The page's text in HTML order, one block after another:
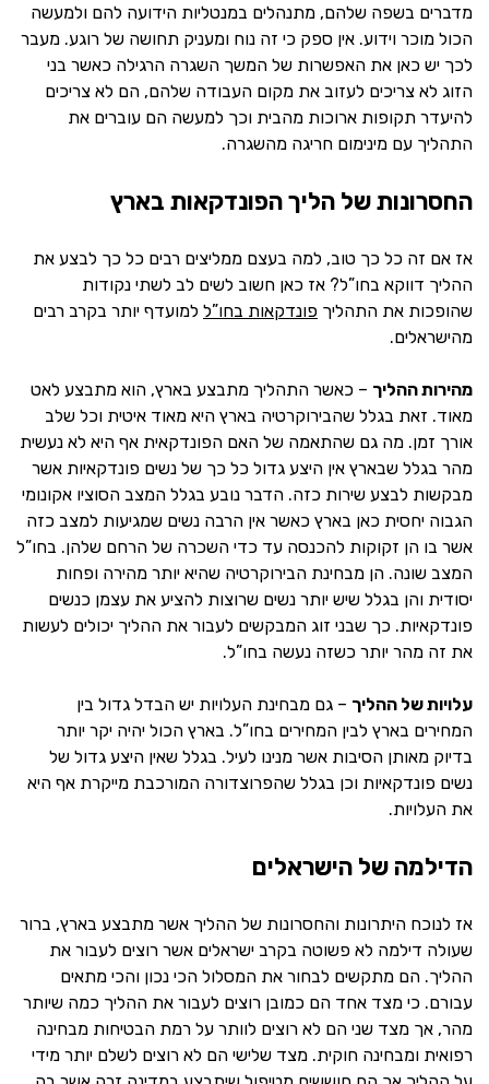
מדברים בשפה שלהם, מתנהלים במנטליות הידועה להם ולמעשה
הכול מוכר וידוע. אין ספק כי זה נוח ומעניק תחושה של רוגע. מעבר
לכך יש כאן את האפשרות של המשך השגרה הרגילה כאשר בני
הזוג לא צריכים לעזוב את מקום העבודה שלהם, הם לא צריכים
להיעדר תקופות ארוכות מהבית וכך למעשה הם עוברים את
התהליך עם מינימום חריגה מהשגרה.
החסרונות של הליך הפונדקאות בארץ
אז אם זה כל כך טוב, למה בעצם ממליצים רבים כל כך לבצע את
ההליך דווקא בחו”ל? אז כאן חשוב לשים לב לשתי נקודות
שהופכות את התהליך פונדקאות בחו”ל למועדף יותר בקרב רבים
מהישראלים.
מהירות ההליך – כאשר התהליך מתבצע בארץ, הוא מתבצע לאט
מאוד. זאת בגלל שהבירוקרטיה בארץ היא מאוד איטית וכל שלב
אורך זמן. מה גם שהתאמה של האם הפונדקאית אף היא לא נעשית
מהר בגלל שבארץ אין היצע גדול כל כך של נשים פונדקאיות אשר
מבקשות לבצע שירות כזה. הדבר נובע בגלל המצב הסוציו אקונומי
הגבוה יחסית כאן בארץ כאשר אין הרבה נשים שמגיעות למצב כזה
אשר בו הן זקוקות להכנסה עד כדי השכרה של הרחם שלהן. בחו”ל
המצב שונה. הן מבחינת הבירוקרטיה שהיא יותר מהירה ופחות
יסודית והן בגלל שיש יותר נשים שרוצות להציע את עצמן כנשים
פונדקאיות. כך שבני זוג המבקשים לעבור את ההליך יכולים לעשות
את זה מהר יותר כשזה נעשה בחו”ל.
עלויות של ההליך – גם מבחינת העלויות יש הבדל גדול בין
המחירים בארץ לבין המחירים בחו”ל. בארץ הכול יהיה יקר יותר
בדיוק מאותן הסיבות אשר מנינו לעיל. בגלל שאין היצע גדול של
נשים פונדקאיות וכן בגלל שהפרוצדורה המורכבת מייקרת אף היא
את העלויות.
הדילמה של הישראלים
אז לנוכח היתרונות והחסרונות של ההליך אשר מתבצע בארץ, ברור
שעולה דילמה לא פשוטה בקרב ישראלים אשר רוצים לעבור את
ההליך. הם מתקשים לבחור את המסלול הכי נכון והכי מתאים
עבורם. כי מצד אחד הם כמובן רוצים לעבור את ההליך כמה שיותר
מהר, אך מצד שני הם לא רוצים לוותר על רמת הבטיחות מבחינה
רפואית ומבחינה חוקית. מצד שלישי הם לא רוצים לשלם יותר מידי